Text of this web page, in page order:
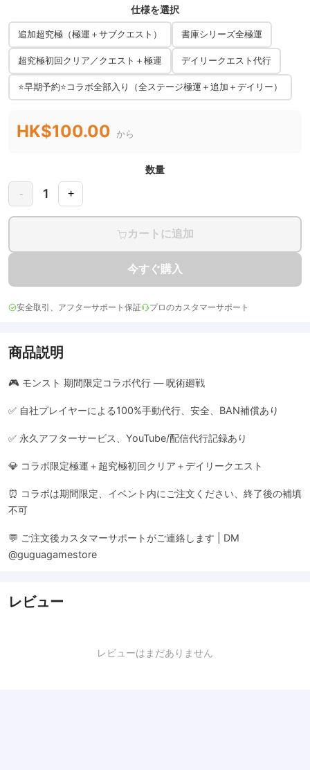
仕様を選択
追加超究極（極運＋サブクエスト） 書庫シリーズ全極運
超究極初回クリア／クエスト＋極運 デイリークエスト代行
⭐早期予約⭐コラボ全部入り（全ステージ極運＋追加＋デイリー）
HK$100.00 から
数量
- 1 +
カートに追加
今すぐ購入
安全取引、アフターサポート保証 プロのカスタマーサポート
商品説明
🎮 モンスト 期間限定コラボ代行 — 呪術廻戦
✅ 自社プレイヤーによる100%手動代行、安全、BAN補償あり
✅ 永久アフターサービス、YouTube/配信代行記録あり
💎 コラボ限定極運＋超究極初回クリア＋デイリークエスト
⏰ コラボは期間限定、イベント内にご注文ください、終了後の補填
不可
💬 ご注文後カスタマーサポートがご連絡します | DM
@guguagamestore
レビュー
レビューはまだありません